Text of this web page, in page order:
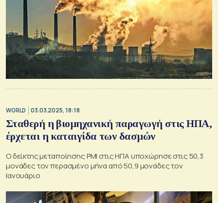
WORLD 03.03.2025, 18:18
Σταθερή η βιομηχανική παραγωγή στις ΗΠΑ,
έρχεται η καταιγίδα των δασμών
O δείκτης μεταποίησης PMI στις ΗΠΑ υποχώρησε στις 50,3
μονάδες τον περασμένο μήνα από 50,9 μονάδες τον
Ιανουάριο